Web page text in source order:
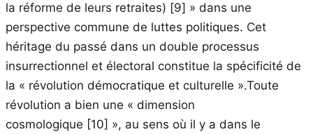
la réforme de leurs retraites) [9] » dans une
perspective commune de luttes politiques. Cet
héritage du passé dans un double processus
insurrectionnel et électoral constitue la spécificité de
la « révolution démocratique et culturelle ».Toute
révolution a bien une « dimension
cosmologique [10] », au sens où il y a dans le